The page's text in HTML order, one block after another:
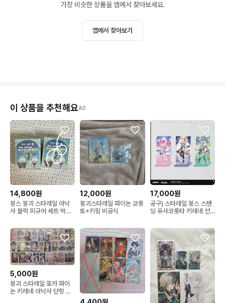
가장 비슷한 상품을 앱에서 찾아보세요.
앱에서 찾아보기
이 상품을 추천해요AD
14,800원
붕스 붕괴 스타레일 아낙
사 블럭 피규어 세트 박스
12,000원
붕괴스타레일 파이논 코롯
토+키링 비공식
17,000원
공구) 스타레일 붕스 스탠
딩 유사코롯타 키레네 선
5,000원
붕괴 스타레일 포카 파이
논 키레네 아낙사 단항 레